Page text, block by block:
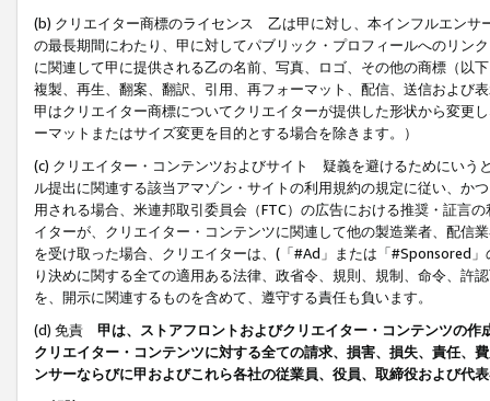
(b) クリエイター商標のライセンス 乙は甲に対し、本インフルエンサ
の最長期間にわたり、甲に対してパブリック・プロフィールへのリン
に関連して甲に提供される乙の名前、写真、ロゴ、その他の商標（以
複製、再生、翻案、翻訳、引用、再フォーマット、配信、送信および
甲はクリエイター商標についてクリエイターが提供した形状から変更
ーマットまたはサイズ変更を目的とする場合を除きます。）
(c) クリエイター・コンテンツおよびサイト 疑義を避けるためにいう
ル提出に関連する該当アマゾン・サイトの利用規約の規定に従い、か
用される場合、米連邦取引委員会（FTC）の広告における推奨・証言
イターが、クリエイター・コンテンツに関連して他の製造業者、配信
を受け取った場合、クリエイターは、(「#Ad」または「#Sponsored
り決めに関する全ての適用ある法律、政省令、規則、規制、命令、許
を、開示に関連するものを含めて、遵守する責任も負います。
(d) 免責 甲は、ストアフロントおよびクリエイター・コンテンツの
クリエイター・コンテンツに対する全ての請求、損害、損失、責任、
ンサーならびに甲およびこれら各社の従業員、役員、取締役および代